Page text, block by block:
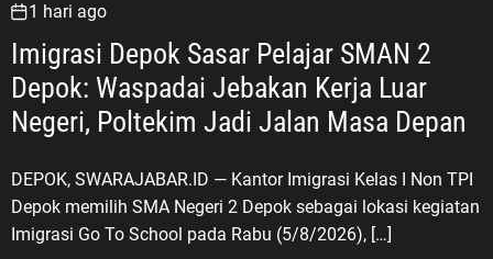
1 hari ago
Imigrasi Depok Sasar Pelajar SMAN 2
Depok: Waspadai Jebakan Kerja Luar
DEPOK, SWARAJABAR.ID — Kantor Imigrasi Kelas I Non TPI
Depok memilih SMA Negeri 2 Depok sebagai lokasi kegiatan
Imigrasi Go To School pada Rabu (5/8/2026), […]